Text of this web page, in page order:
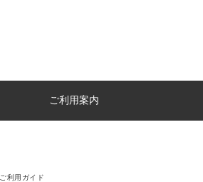
ご利用案内
ご利用ガイド